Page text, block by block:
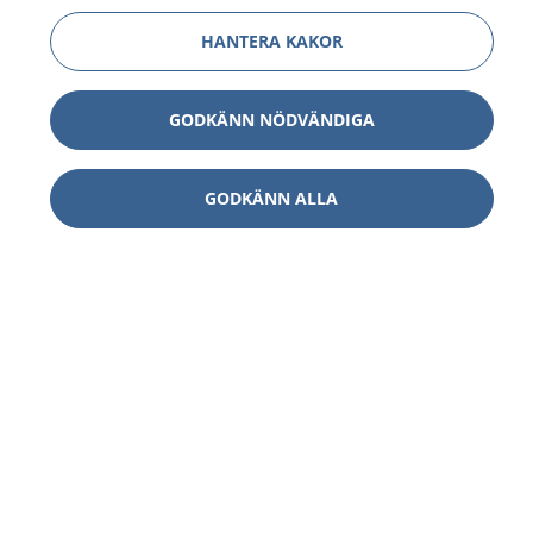
HANTERA KAKOR
GODKÄNN NÖDVÄNDIGA
GODKÄNN ALLA